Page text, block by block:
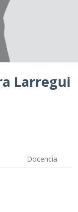
Larregui
Docencia